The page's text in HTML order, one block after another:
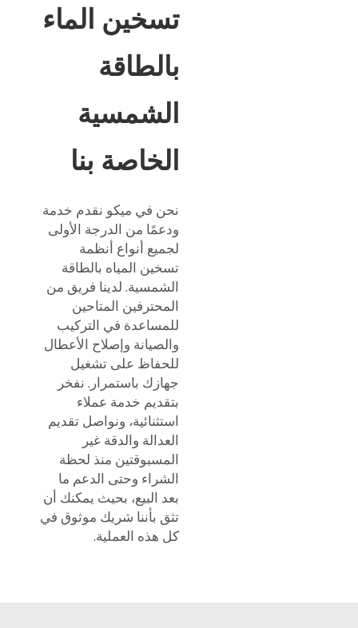
تسخين الماء
بالطاقة
الشمسية
الخاصة بنا
نحن في ميكو نقدم خدمة
ودعمًا من الدرجة الأولى
لجميع أنواع أنظمة
تسخين المياه بالطاقة
الشمسية. لدينا فريق من
المحترفين المتاحين
للمساعدة في التركيب
والصيانة وإصلاح الأعطال
للحفاظ على تشغيل
جهازك باستمرار. نفخر
بتقديم خدمة عملاء
استثنائية، ونواصل تقديم
العدالة والدقة غير
المسبوقتين منذ لحظة
الشراء وحتى الدعم ما
بعد البيع، بحيث يمكنك أن
تثق بأننا شريك موثوق في
كل هذه العملية.